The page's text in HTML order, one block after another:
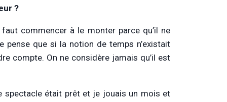
?
commencer à le monter parce qu’il ne
que si la notion de temps n’existait
compte. On ne considère jamais qu’il est
spectacle était prêt et je jouais un mois et